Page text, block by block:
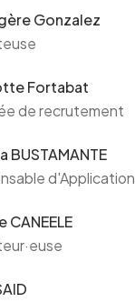
Gonzalez
Fortabat
de recrutement
BUSTAMANTE
d'Application
CANEELE